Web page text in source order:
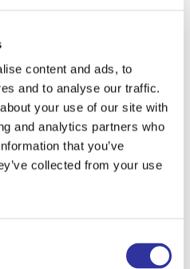
content and ads, to
and to analyse our traffic.
your use of our site with
and analytics partners who
that you’ve
collected from your use
Sergejam Bratarčukam par
un Sergejam vēl spožākus